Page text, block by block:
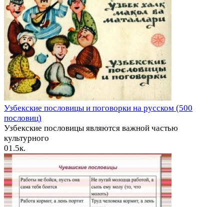
Узбекские пословицы и поговорки на русском (500
пословиц)
Узбекские пословицы являются важной частью
культурного
01.5к.